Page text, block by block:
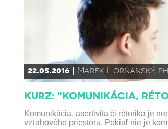
22.05.2016 Marek Horňanský,
KURZ: "KOMUNIKÁCIA,
Komunikácia, asertivita či rétorika je
vzťahového priestoru. Pokiaľ nie je